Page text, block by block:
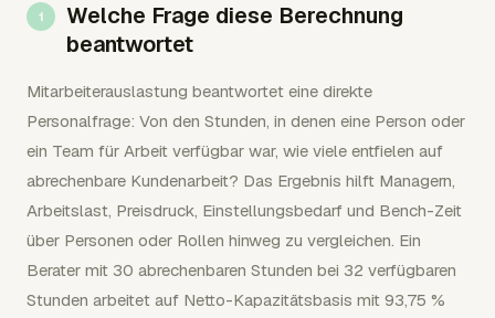
Welche Frage diese Berechnung
beantwortet
Mitarbeiterauslastung beantwortet eine direkte
Personalfrage: Von den Stunden, in denen eine Person oder
ein Team für Arbeit verfügbar war, wie viele entfielen auf
abrechenbare Kundenarbeit? Das Ergebnis hilft Managern,
Arbeitslast, Preisdruck, Einstellungsbedarf und Bench-Zeit
über Personen oder Rollen hinweg zu vergleichen. Ein
Berater mit 30 abrechenbaren Stunden bei 32 verfügbaren
Stunden arbeitet auf Netto-Kapazitätsbasis mit 93,75 %